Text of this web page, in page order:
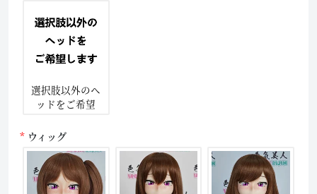
選択肢以外のヘ
ッドをご希望
ウィッグ